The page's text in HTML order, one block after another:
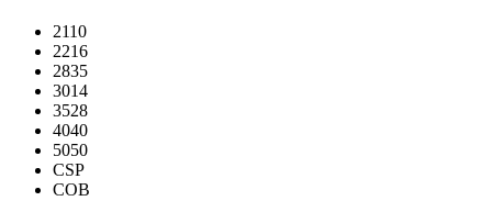
2110
2216
2835
3014
3528
4040
5050
CSP
COB